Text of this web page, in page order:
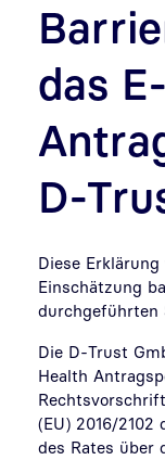
das
D-
Diese
Einschätzung
durchgeführten
Die D-Trust
Health
(EU) 2016/2102
des Rates über